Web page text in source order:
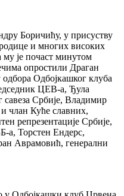
Боричићу, у присуству
и многих високих
му је почаст минутом
опростили Драган
Одбојкашког клуба
ЦЕВ-а, Ђула
Србије, Владимир
члан Куће славних,
репрезентације Србије,
а, Торстен Ендерс,
Аврамовић, генерални